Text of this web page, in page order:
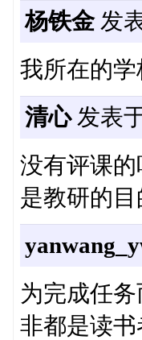
杨铁金发
我所在的
清心发表
没有评课
是教研的目
为完成任
非都是读